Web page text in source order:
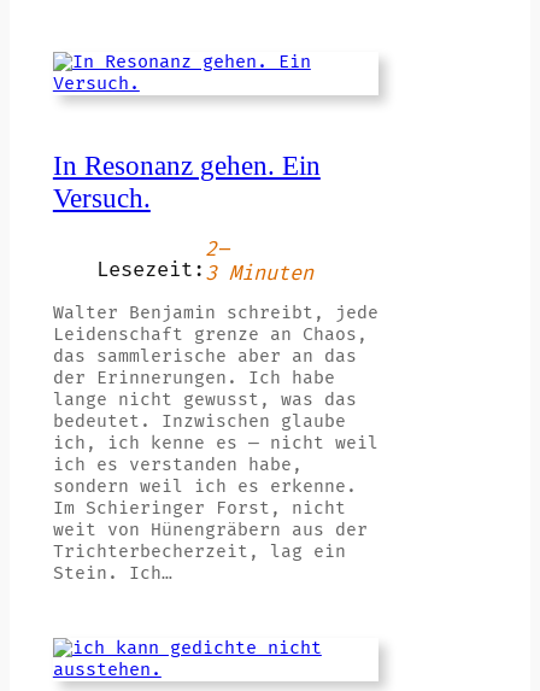
In Resonanz gehen. Ein
Versuch.
Lesezeit:
2–
3 Minuten
Walter Benjamin schreibt, jede
Leidenschaft grenze an Chaos,
das sammlerische aber an das
der Erinnerungen. Ich habe
lange nicht gewusst, was das
bedeutet. Inzwischen glaube
ich, ich kenne es — nicht weil
ich es verstanden habe,
sondern weil ich es erkenne.
Im Schieringer Forst, nicht
weit von Hünengräbern aus der
Trichterbecherzeit, lag ein
Stein. Ich…